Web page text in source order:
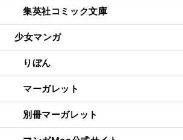
集英社コミック文庫
少女マンガ
りぼん
マーガレット
別冊マーガレット